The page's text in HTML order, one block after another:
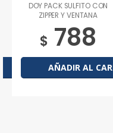
DOY PACK SULFITO CON
ZIPPER Y VENTANA
con valvula
788
AÑADIR AL CARRITO